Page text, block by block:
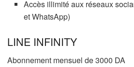
Accès illimité aux réseaux
et WhatsApp)
LINE INFINITY
Abonnement mensuel de 3000 DA